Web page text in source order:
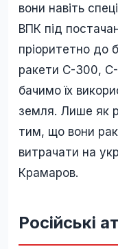
вони навіть
ВПК під
пріоритетно до
ракети С-300,
бачимо їх
земля. Лише як
тим, що вони
витрачати на
Крамаров.
Російські